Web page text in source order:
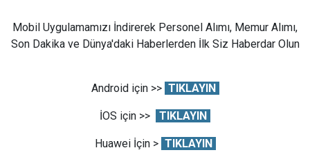
Mobil Uygulamamızı İndirerek Personel Alımı, Memur Alımı,
Son Dakika ve Dünya'daki Haberlerden İlk Siz Haberdar Olun
Android için >> TIKLAYIN
İOS için >> TIKLAYIN
Huawei İçin > TIKLAYIN